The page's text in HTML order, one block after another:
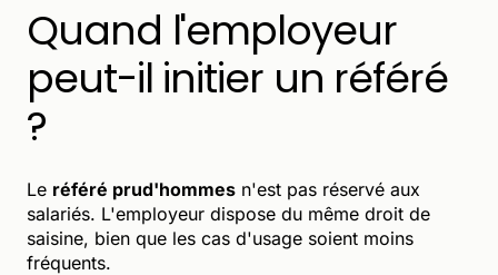
Quand l'employeur
peut-il initier un référé
?
Le référé prud'hommes n'est pas réservé aux
salariés. L'employeur dispose du même droit de
saisine, bien que les cas d'usage soient moins
fréquents.